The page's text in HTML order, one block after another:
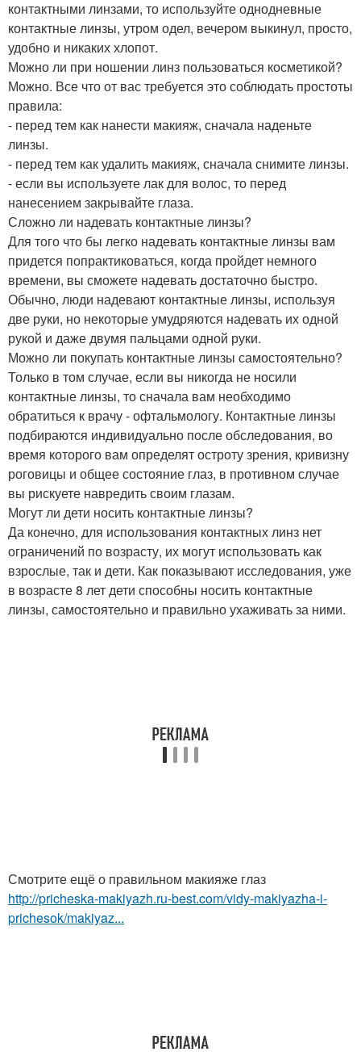
контактными линзами, то используйте однодневные
контактные линзы, утром одел, вечером выкинул, просто,
удобно и никаких хлопот.
Можно ли при ношении линз пользоваться косметикой?
Можно. Все что от вас требуется это соблюдать простоты
правила:
- перед тем как нанести макияж, сначала наденьте
линзы.
- перед тем как удалить макияж, сначала снимите линзы.
- если вы используете лак для волос, то перед
нанесением закрывайте глаза.
Сложно ли надевать контактные линзы?
Для того что бы легко надевать контактные линзы вам
придется попрактиковаться, когда пройдет немного
времени, вы сможете надевать достаточно быстро.
Обычно, люди надевают контактные линзы, используя
две руки, но некоторые умудряются надевать их одной
рукой и даже двумя пальцами одной руки.
Можно ли покупать контактные линзы самостоятельно?
Только в том случае, если вы никогда не носили
контактные линзы, то сначала вам необходимо
обратиться к врачу - офтальмологу. Контактные линзы
подбираются индивидуально после обследования, во
время которого вам определят остроту зрения, кривизну
роговицы и общее состояние глаз, в противном случае
вы рискуете навредить своим глазам.
Могут ли дети носить контактные линзы?
Да конечно, для использования контактных линз нет
ограничений по возрасту, их могут использовать как
взрослые, так и дети. Как показывают исследования, уже
в возрасте 8 лет дети способны носить контактные
линзы, самостоятельно и правильно ухаживать за ними.
Смотрите ещё о правильном макияже глаз
http://pricheska-makiyazh.ru-best.com/vidy-makiyazha-i-
prichesok/makiyaz...